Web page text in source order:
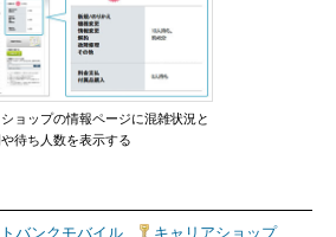
ョップの情報ページに混雑状況と
待ち人数を表示する
バンクモバイル キャリアショップ|